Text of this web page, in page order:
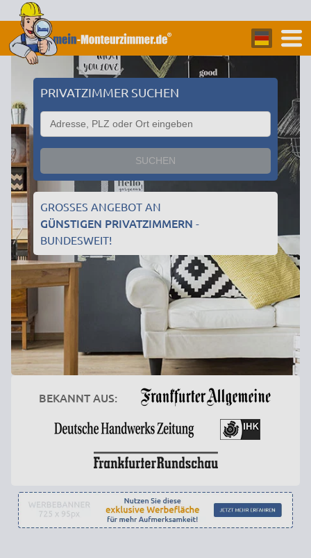
PRIVATZIMMER SUCHEN
SUCHEN
GROSSES ANGEBOT AN
GÜNSTIGEN PRIVATZIMMERN -
BUNDESWEIT!
BEKANNT AUS: